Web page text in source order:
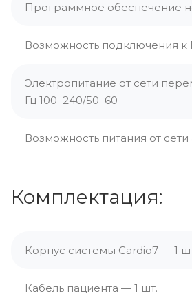
Программное обеспечение
Возможность подключения к
Электропитание от сети
Гц 100–240/50–60
Возможность питания от
Комплектация:
Корпус системы Cardio7 — 1
Кабель пациента — 1 шт.